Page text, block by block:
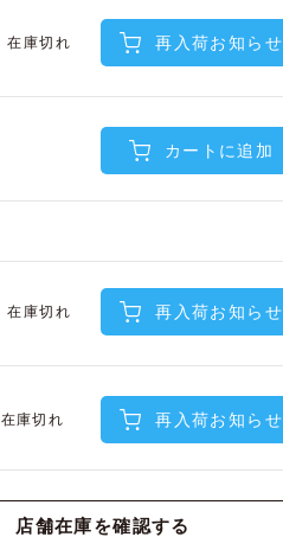
在庫切れ 再入荷お知らせ
カートに追加
在庫切れ 再入荷お知らせ
在庫切れ 再入荷お知らせ
店舗在庫を確認する